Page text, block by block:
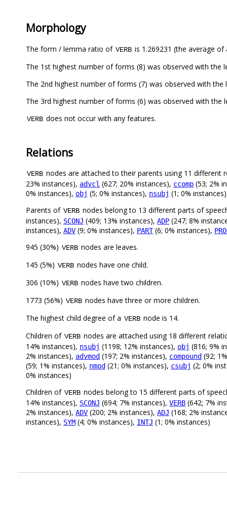
Morphology
The form / lemma ratio of VERB is 1.269231 (the average
The 1st highest number of forms (8) was observed with the
The 2nd highest number of forms (7) was observed with the
The 3rd highest number of forms (6) was observed with the
VERB does not occur with any features.
Relations
VERB nodes are attached to their parents using 11 different
23% instances), advcl (627; 20% instances), ccomp (53; 2%
0% instances), obj (5; 0% instances), nsubj (1; 0%
Parents of VERB nodes belong to 13 different parts of
instances), SCONJ (409; 13% instances), ADP (247; 8%
instances), ADV (9; 0% instances), PART(6; 0% instances),
945 (30%) VERB nodes are leaves.
145 (5%) VERB nodes have one child.
306 (10%) VERB nodes have two children.
1773 (56%) VERB nodes have three or more children.
The highest child degree of a VERB node is 14.
Children of VERB nodes are attached using 18 different
14% instances), nsubj (1198; 12% instances), obj (816; 9%
2% instances), advmod (197; 2% instances), compound (92;
(59; 1% instances), nmod (21; 0% instances), csubj (2; 0%
0% instances)
Children of VERB nodes belong to 15 different parts of
14% instances), SCONJ (694; 7% instances), VERB (642; 7%
2% instances), ADV (200; 2% instances), ADJ (168; 2%
instances), SYM (4; 0% instances), INTJ (1; 0% instances)
.